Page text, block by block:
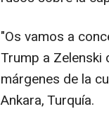
"Os vamos a
Trump a Zelenski
márgenes de la
Ankara, Turquía.